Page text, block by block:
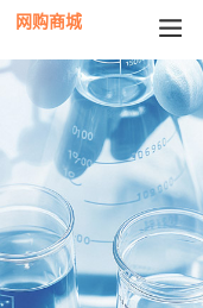
网购商城